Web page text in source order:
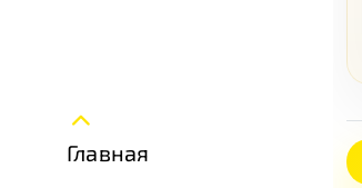
Главная